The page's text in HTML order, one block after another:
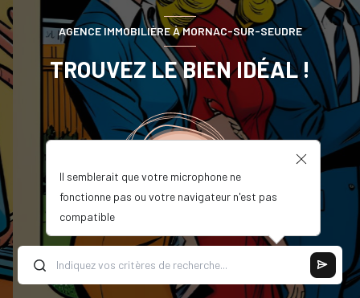
AGENCE IMMOBILIÈRE À MORNAC-SUR-SEUDRE
TROUVEZ LE BIEN IDÉAL !
Il semblerait que votre microphone ne
fonctionne pas ou votre navigateur n'est pas
compatible